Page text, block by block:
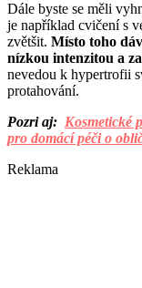
Dále byste se měli
je například cvičení s
zvětšit. Místo toho
nízkou intenzitou a
nevedou k hypertrofii
protahování.
Pozri aj: Kosmetické
pro domácí péči o
Reklama